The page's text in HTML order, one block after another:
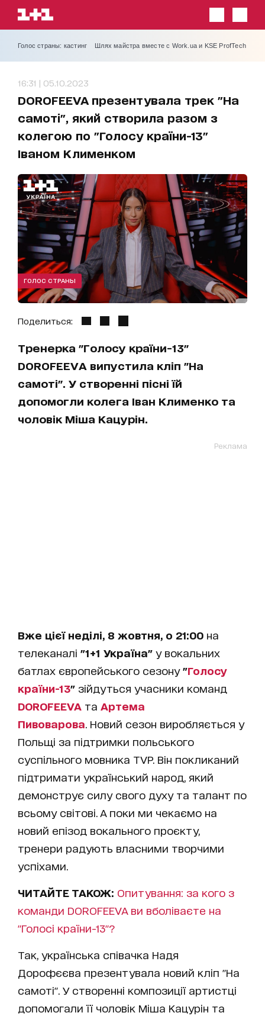
Голос страны: кастинг Шлях майстра вместе с Work.ua и KSE ProfTech
16:31 | 05.10.2023
DOROFEEVA презентувала трек "На
самоті", який створила разом з
колегою по "Голосу країни-13"
Іваном Клименком
ГОЛОС СТРАНЫ
Поделиться:
Тренерка "Голосу країни-13"
DOROFEEVA випустила кліп "На
самоті". У створенні пісні їй
допомогли колега Іван Клименко та
чоловік Міша Кацурін.
Реклама
Вже цієї неділі, 8 жовтня, о 21:00 на
телеканалі "1+1 Україна" у вокальних
батлах європейського сезону "Голосу
країни-13" зійдуться учасники команд
DOROFEEVA та Артема
Пивоварова . Новий сезон виробляється у
Польщі за підтримки польського
суспільного мовника TVP. Він покликаний
підтримати український народ, який
демонструє силу свого духу та талант по
всьому світові. А поки ми чекаємо на
новий епізод вокального проєкту,
тренери радують власними творчими
успіхами.
ЧИТАЙТЕ ТАКОЖ: Опитування: за кого з
команди DOROFEEVA ви вболіваєте на
"Голосі країни-13"?
Так, українська співачка Надя
Дорофєєва презентувала новий кліп "На
самоті". У створенні композиції артистці
допомогали її чоловік Міша Кацурін та